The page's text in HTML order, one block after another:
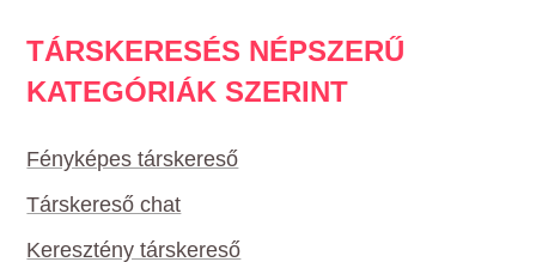
TÁRSKERESÉS NÉPSZERŰ
KATEGÓRIÁK SZERINT
Fényképes társkereső
Társkereső chat
Keresztény társkereső